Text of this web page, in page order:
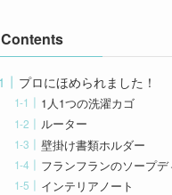
Contents
プロにほめられました！
1人1つの洗濯カゴ
ルーター
壁掛け書類ホルダー
フランフランのソープ
インテリアノート